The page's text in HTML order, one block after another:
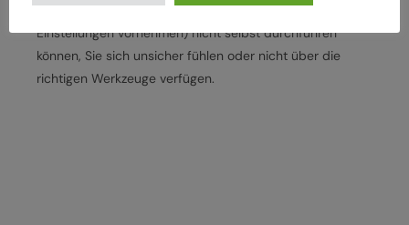
beschriebenen Arbeiten an Ihrem Fahrrad (z. B.
Einstellungen vornehmen) nicht selbst durchführen
können, Sie sich unsicher fühlen oder nicht über die
richtigen Werkzeuge verfügen.